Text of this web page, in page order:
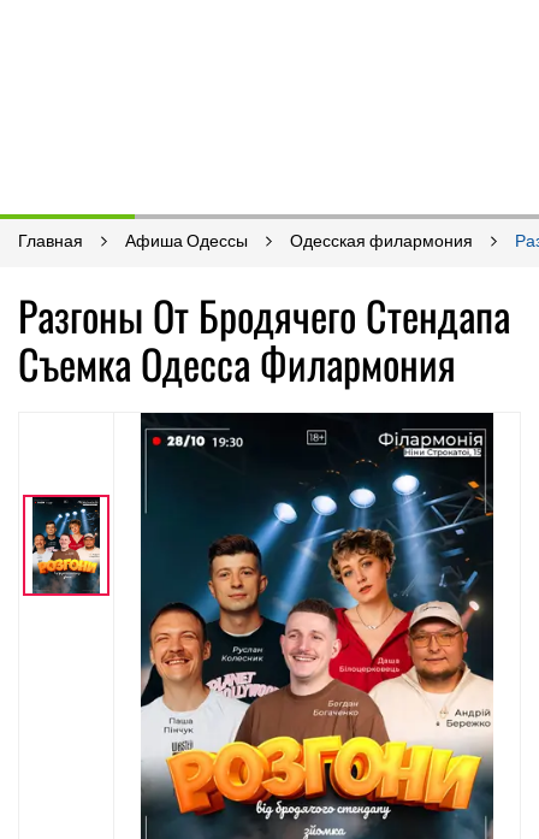
Главная Афиша Одессы Одесская филармония
Разгоны От Бродячего Стендапа
Съемка Одесса Филармония